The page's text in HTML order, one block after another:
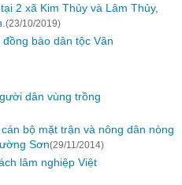
2 xã Kim Thủy và Lâm Thủy,
(23/10/2019)
bào dân tộc Vân
dân vùng trồng
bộ mặt trận và nông dân nòng
Sơn(29/11/2014)
lâm nghiệp Việt